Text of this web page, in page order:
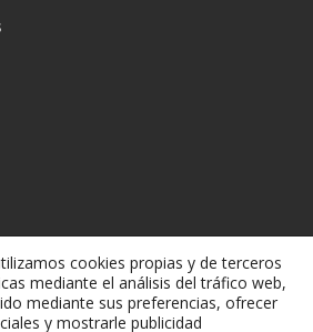
cookies propias y de terceros
mediante el análisis del tráfico web,
mediante sus preferencias, ofrecer
y mostrarle publicidad